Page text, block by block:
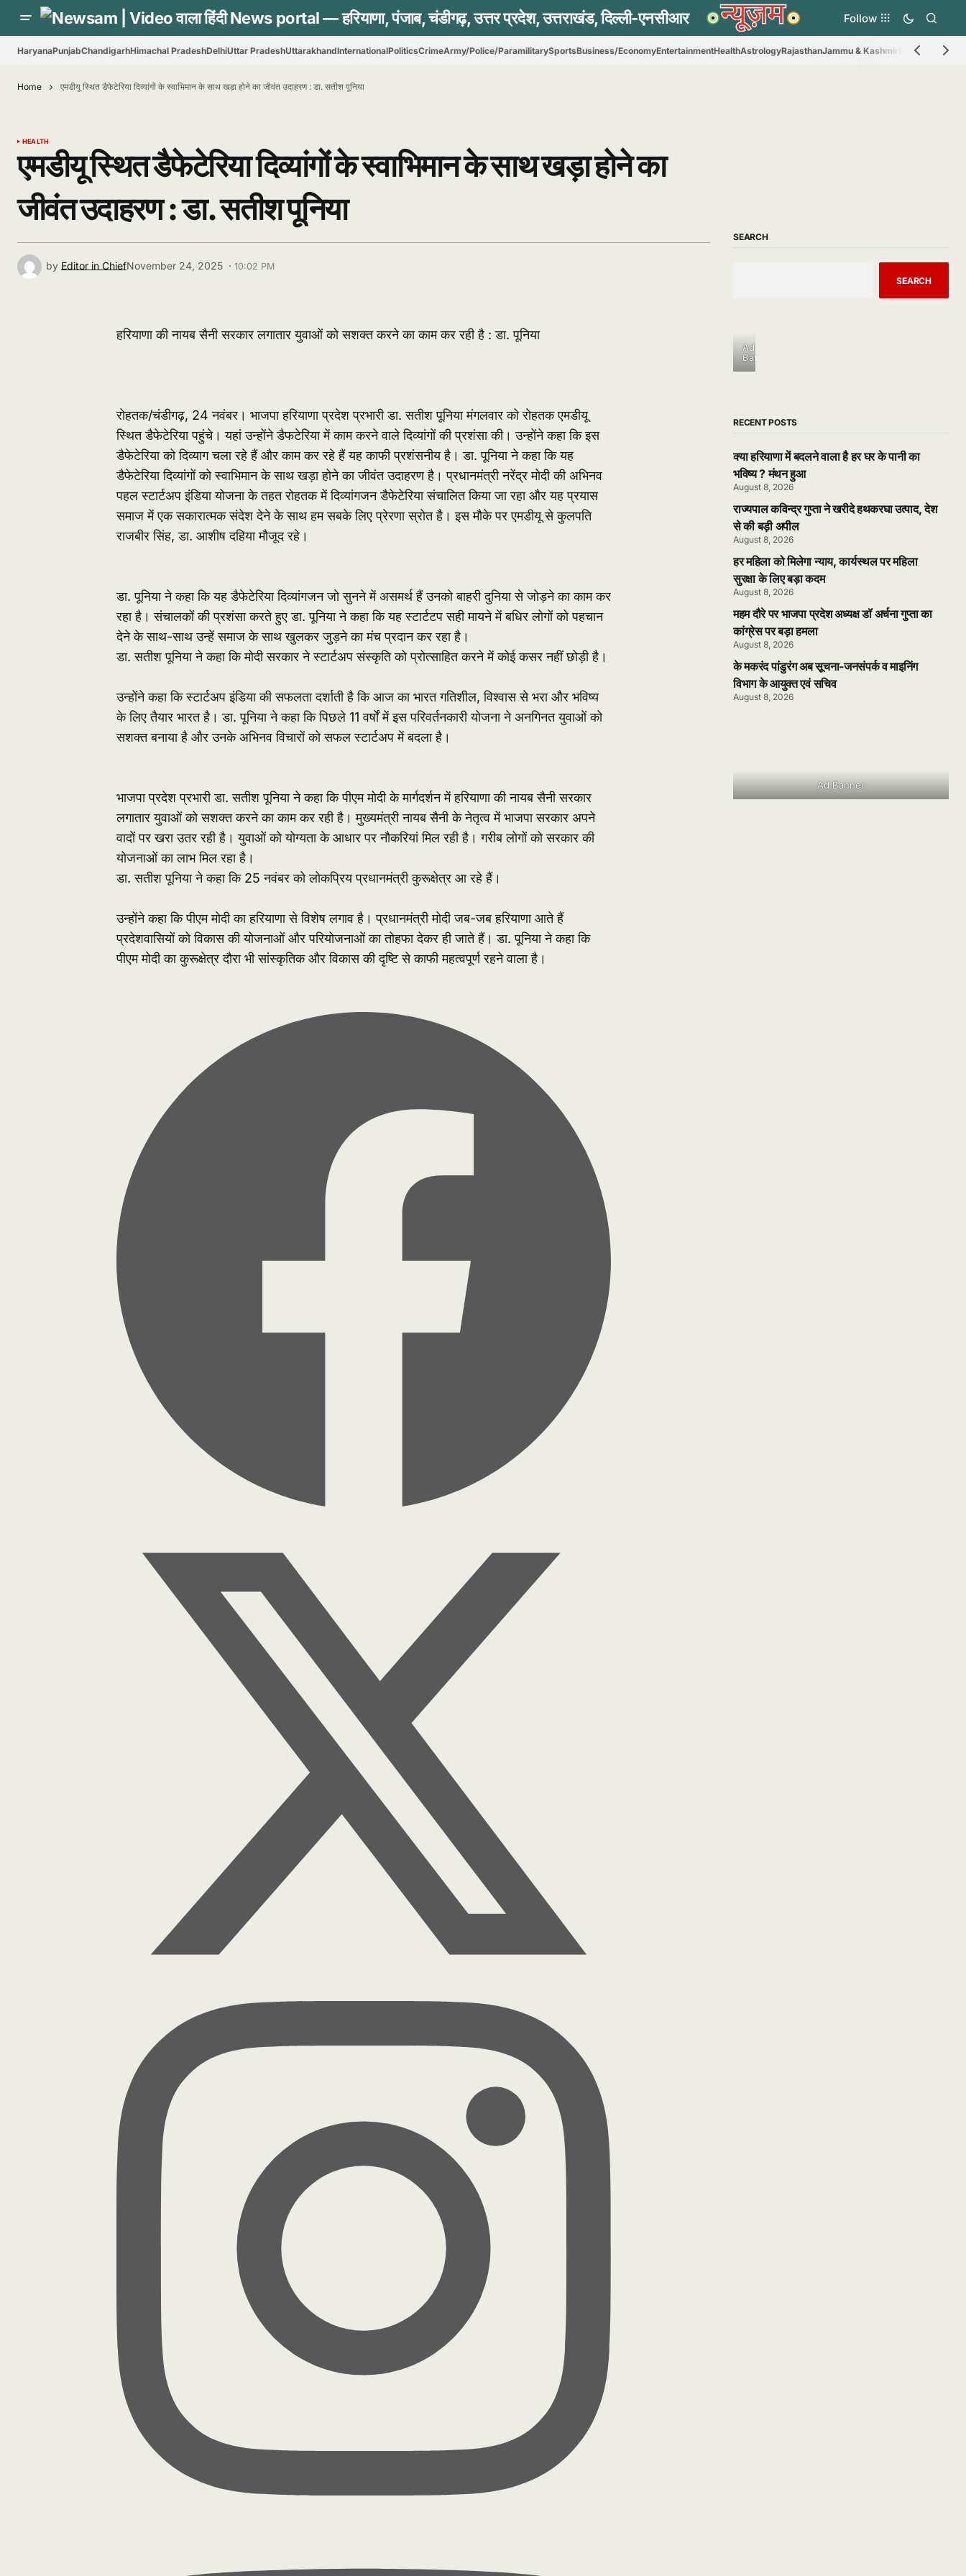
Follow
HaryanaPunjabChandigarhHimachal PradeshDelhiUttar PradeshUttarakhandInternationalPoliticsCrimeArmy/Police/ParamilitarySportsBusiness/EconomyEntertainmentHealthAstrologyRajasthanJammu & Kashmir Madhya
Home एमडीयू स्थित डैफेटेरिया दिव्यांगों के स्वाभिमान के साथ खड़ा होने का जीवंत उदाहरण : डा. सतीश पूनिया
HEALTH
एमडीयू स्थित डैफेटेरिया दिव्यांगों के स्वाभिमान के साथ खड़ा होने का
जीवंत उदाहरण : डा. सतीश पूनिया
by Editor in ChiefNovember 24, 2025 · 10:02 PM
हरियाणा की नायब सैनी सरकार लगातार युवाओं को सशक्त करने का काम कर रही है : डा. पूनिया
रोहतक/चंडीगढ़, 24 नवंबर। भाजपा हरियाणा प्रदेश प्रभारी डा. सतीश पूनिया मंगलवार को रोहतक एमडीयू
स्थित डैफेटेरिया पहुंचे। यहां उन्होंने डैफटेरिया में काम करने वाले दिव्यांगों की प्रशंसा की। उन्होंने कहा कि इस
डैफेटेरिया को दिव्याग चला रहे हैं और काम कर रहे हैं यह काफी प्रशंसनीय है। डा. पूनिया ने कहा कि यह
डैफेटेरिया दिव्यांगों को स्वाभिमान के साथ खड़ा होने का जीवंत उदाहरण है। प्रधानमंत्री नरेंद्र मोदी की अभिनव
पहल स्टार्टअप इंडिया योजना के तहत रोहतक में दिव्यांगजन डैफेटेरिया संचालित किया जा रहा और यह प्रयास
समाज में एक सकारात्मक संदेश देने के साथ हम सबके लिए प्रेरणा स्रोत है। इस मौके पर एमडीयू से कुलपति
राजबीर सिंह, डा. आशीष दहिया मौजूद रहे।
डा. पूनिया ने कहा कि यह डैफेटेरिया दिव्यांगजन जो सुनने में असमर्थ हैं उनको बाहरी दुनिया से जोड़ने का काम कर
रहा है। संचालकों की प्रशंसा करते हुए डा. पूनिया ने कहा कि यह स्टार्टटप सही मायने में बधिर लोगों को पहचान
देने के साथ-साथ उन्हें समाज के साथ खुलकर जुड़ने का मंच प्रदान कर रहा है।
डा. सतीश पूनिया ने कहा कि मोदी सरकार ने स्टार्टअप संस्कृति को प्रोत्साहित करने में कोई कसर नहीं छोड़ी है।
उन्होंने कहा कि स्टार्टअप इंडिया की सफलता दर्शाती है कि आज का भारत गतिशील, विश्वास से भरा और भविष्य
के लिए तैयार भारत है। डा. पूनिया ने कहा कि पिछले 11 वर्षों में इस परिवर्तनकारी योजना ने अनगिनत युवाओं को
सशक्त बनाया है और उनके अभिनव विचारों को सफल स्टार्टअप में बदला है।
भाजपा प्रदेश प्रभारी डा. सतीश पूनिया ने कहा कि पीएम मोदी के मार्गदर्शन में हरियाणा की नायब सैनी सरकार
लगातार युवाओं को सशक्त करने का काम कर रही है। मुख्यमंत्री नायब सैनी के नेतृत्व में भाजपा सरकार अपने
वादों पर खरा उतर रही है। युवाओं को योग्यता के आधार पर नौकरियां मिल रही है। गरीब लोगों को सरकार की
योजनाओं का लाभ मिल रहा है।
डा. सतीश पूनिया ने कहा कि 25 नवंबर को लोकप्रिय प्रधानमंत्री कुरूक्षेत्र आ रहे हैं।
उन्होंने कहा कि पीएम मोदी का हरियाणा से विशेष लगाव है। प्रधानमंत्री मोदी जब-जब हरियाणा आते हैं
प्रदेशवासियों को विकास की योजनाओं और परियोजनाओं का तोहफा देकर ही जाते हैं। डा. पूनिया ने कहा कि
पीएम मोदी का कुरूक्षेत्र दौरा भी सांस्कृतिक और विकास की दृष्टि से काफी महत्वपूर्ण रहने वाला है।
SEARCH
SEARCH
Ad
Banner
RECENT POSTS
क्या हरियाणा में बदलने वाला है हर घर के पानी का
भविष्य ? मंथन हुआ
August 8, 2026
राज्यपाल कविन्द्र गुप्ता ने खरीदे हथकरघा उत्पाद, देश
से की बड़ी अपील
August 8, 2026
हर महिला को मिलेगा न्याय, कार्यस्थल पर महिला
सुरक्षा के लिए बड़ा कदम
August 8, 2026
महम दौरे पर भाजपा प्रदेश अध्यक्ष डॉ अर्चना गुप्ता का
कांग्रेस पर बड़ा हमला
August 8, 2026
के मकरंद पांडुरंग अब सूचना-जनसंपर्क व माइनिंग
विभाग के आयुक्त एवं सचिव
August 8, 2026
Ad Banner